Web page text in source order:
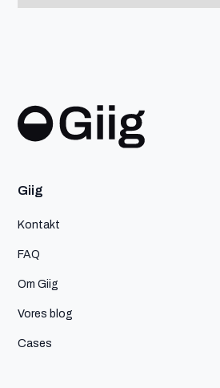
Giig
Kontakt
FAQ
Om Giig
Vores blog
Cases